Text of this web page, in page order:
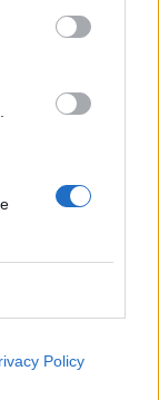
Policy
«υπογραφή»